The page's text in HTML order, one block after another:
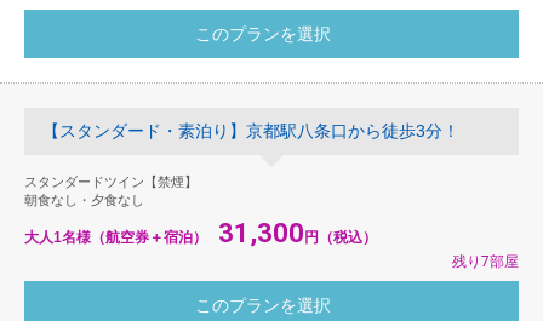
【スタンダード・素泊り】京都駅八条口から徒歩3分！
スタンダードツイン【禁煙】
朝食なし・夕食なし
大人1名様（航空券＋宿泊） 31,300円（税込）
残り7部屋